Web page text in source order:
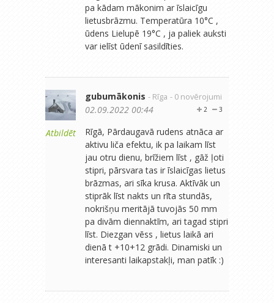
pa kādam mākonim ar īslaicīgu
lietusbrāzmu. Temperatūra 10°C ,
ūdens Lielupē 19°C , ja paliek auksti
var ielīst ūdenī sasildīties.
Atbildēt
gubumākonis - Rīga - 0 novērojumi
3
2
02.09.2022 00:44
Rīgā, Pārdaugavā rudens atnāca ar
aktivu liča efektu, ik pa laikam līst
jau otru dienu, brīžiem līst , gāž ļoti
stipri, pārsvara tas ir īslaicīgas lietus
brāzmas, ari sīka krusa. Aktīvāk un
stiprāk līst nakts un rīta stundās,
nokrišņu meritājā tuvojās 50 mm
pa divām diennaktīm, ari tagad stipri
līst. Diezgan vēss , lietus laikā ari
dienā t +10+12 grādi. Dinamiski un
interesanti laikapstakļi, man patīk :)